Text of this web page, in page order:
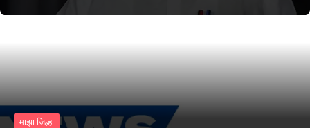
माझा जिल्हा